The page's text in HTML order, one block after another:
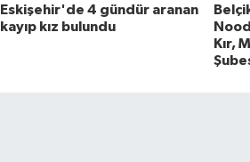
Eskişehir'de 4 gündür aranan
kayıp kız bulundu
Kır,